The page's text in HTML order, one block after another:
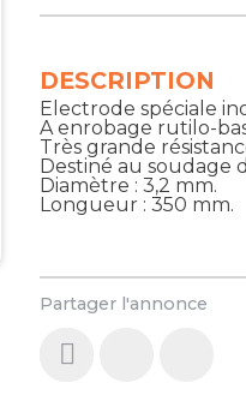
Partager l'annonce
DESCRIPTION
Electrode spéciale
A enrobage rutilo-
Très grande
Destiné au soudage
Diamètre : 3,2 mm.
Longueur : 350 mm.